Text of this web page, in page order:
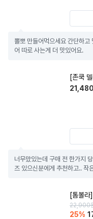
뽈뽀 만들어먹으세요 간단하고
어 따로 사는게 더 맛있어요.
[존쿡
21,480
너무맜있는데 구매 전 한가지
즈 있으신분에게 추천하고.. 작
[톰볼
22,900
25%